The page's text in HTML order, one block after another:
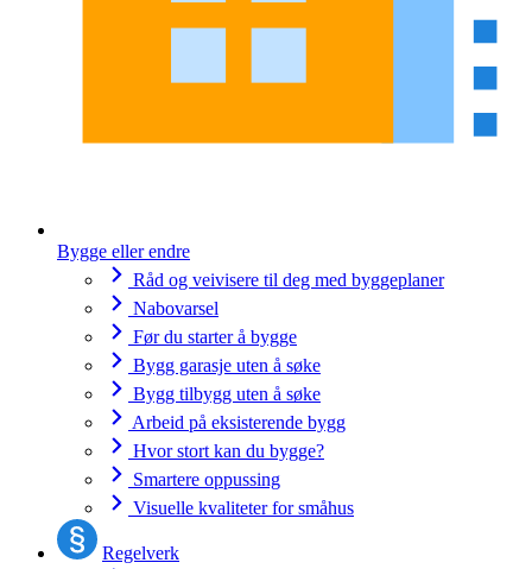
Bygge eller endre
Råd og veivisere til deg med byggeplaner
Nabovarsel
Før du starter å bygge
Bygg garasje uten å søke
Bygg tilbygg uten å søke
Arbeid på eksisterende bygg
Hvor stort kan du bygge?
Smartere oppussing
Visuelle kvaliteter for småhus
Regelverk